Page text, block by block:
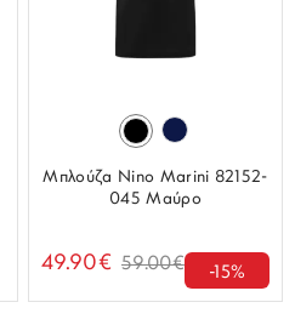
Μπλούζα Nino Marini 82152-
045 Μαύρο
49.90€ 59.00€ -15%